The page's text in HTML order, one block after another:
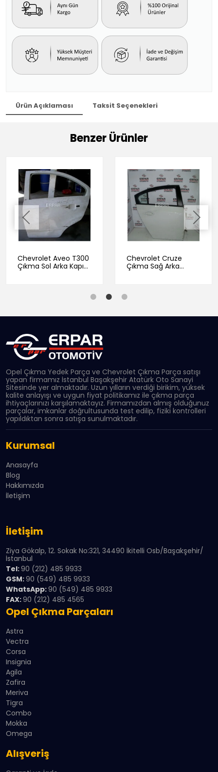
Ürün Açıklaması Taksit Seçenekleri
Benzer Ürünler
Chevrolet Aveo T300
Çıkma Sol Arka Kapı
Chevrolet Cruze
Çıkma Sağ Arka
Opel Çıkma Yedek Parça ve Chevrolet Çıkma Parça satışı
yapan firmamız İstanbul Başakşehir Atatürk Oto Sanayi
Sitesinde yer almaktadır. Uzun yılların verdiği birikim, yüksek
kalite anlayışı ve uygun fiyat politikamız ile çıkma parça
ihtiyaçlarınızı karşılamaktayız. Firmamızdan almış olduğunuz
parçalar, imkanlar doğrultusunda test edilip, fiziki kontrolleri
yapıldıktan sonra satışa sunulmaktadır.
Kurumsal
Anasayfa
Blog
Hakkımızda
İletişim
İletişim
Ziya Gökalp, 12. Sokak No:321, 34490 İkitelli Osb/Başakşehir/
İstanbul
Tel:90 (212) 485 9933
GSM:90 (549) 485 9933
WhatsApp:90 (549) 485 9933
FAX:90 (212) 485 4565
Opel Çıkma Parçaları
Astra
Vectra
Corsa
Insignia
Agila
Zafira
Meriva
Tigra
Combo
Mokka
Omega
Alışveriş